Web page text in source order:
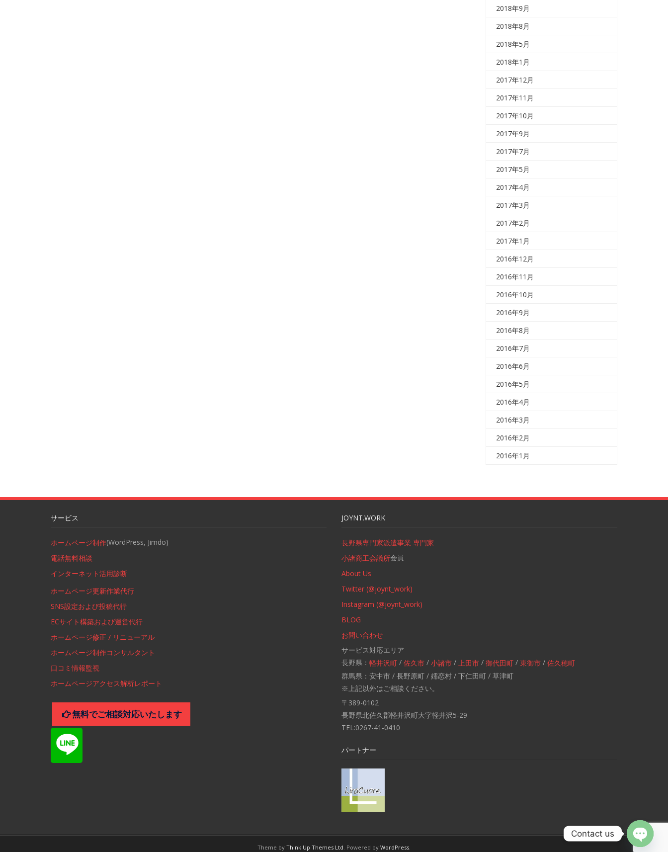
2018年9月
2018年8月
2018年5月
2018年1月
2017年12月
2017年11月
2017年10月
2017年9月
2017年7月
2017年5月
2017年4月
2017年3月
2017年2月
2017年1月
2016年12月
2016年11月
2016年10月
2016年9月
2016年8月
2016年7月
2016年6月
2016年5月
2016年4月
2016年3月
2016年2月
2016年1月
サービス
ホームページ制作(WordPress, Jimdo)
電話無料相談
インターネット活用診断
ホームページ更新作業代行
SNS設定および投稿代行
ECサイト構築および運営代行
ホームページ修正 / リニューアル
ホームページ制作コンサルタント
口コミ情報監視
ホームページアクセス解析レポート
無料でご相談対応いたします
JOYNT.WORK
長野県専門家派遣事業 専門家
小諸商工会議所会員
About Us
Twitter (@joynt_work)
Instagram (@joynt_work)
BLOG
お問い合わせ
サービス対応エリア
長野県： 軽井沢町/ 佐久市/ 小諸市/ 上田市/ 御代田町/ 東御市/ 佐久穂町
群馬県：安中市 / 長野原町 / 嬬恋村 / 下仁田町 / 草津町
※上記以外はご相談ください。
〒389-0102
長野県北佐久郡軽井沢町大字軽井沢5-29
TEL:0267-41-0410
パートナー
Theme by Think Up Themes Ltd . Powered by WordPress
Contact us